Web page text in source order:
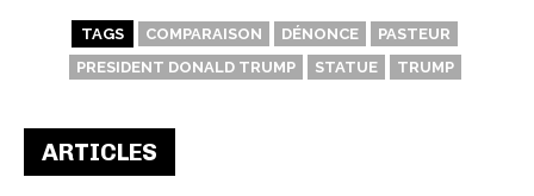
TAGS COMPARAISON DÉNONCE
PASTEUR
PRESIDENT DONALD TRUMP
STATUE TRUMP
ARTICLES